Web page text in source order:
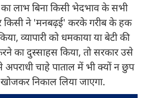
लाभ बिना किसी भेदभाव के सभी
किसी ने 'मनबढ़ई' करके गरीब के हक
व्यापारी को धमकाया या बेटी की
का दुस्साहस किया, तो सरकार उसे
चाहे पाताल में भी क्यों न छुप
निकाल लिया जाएगा.